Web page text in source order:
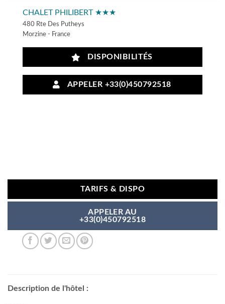
CHALET PHILIBERT ★★★
480 Rte Des Putheys
Morzine - France
DISPONIBILITÉS
APPELER +33(0)450792518
TARIFS & DISPO
APPELER AU
+33(0)450792518
Description de l'hôtel :